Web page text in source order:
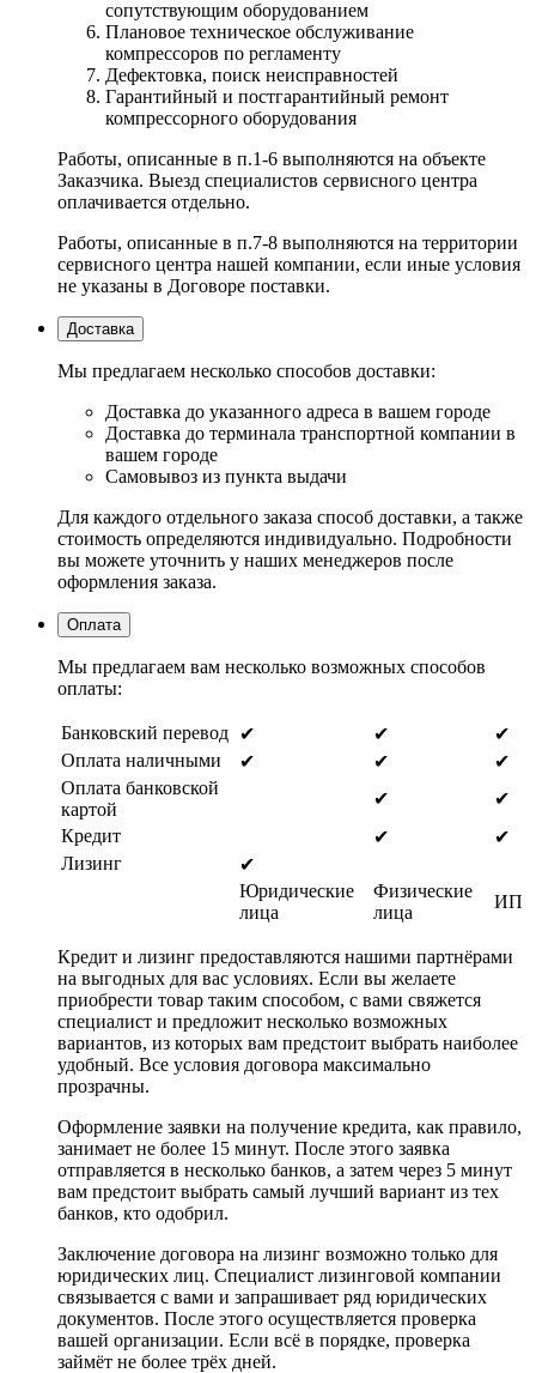
сопутствующим оборудованием
Плановое техническое обслуживание
компрессоров по регламенту
Дефектовка, поиск неисправностей
Гарантийный и постгарантийный ремонт
компрессорного оборудования
Работы, описанные в п.1-6 выполняются на объекте
Заказчика. Выезд специалистов сервисного центра
оплачивается отдельно.
Работы, описанные в п.7-8 выполняются на территории
сервисного центра нашей компании, если иные условия
не указаны в Договоре поставки.
Доставка
Мы предлагаем несколько способов доставки:
Доставка до указанного адреса в вашем городе
Доставка до терминала транспортной компании в
вашем городе
Самовывоз из пункта выдачи
Для каждого отдельного заказа способ доставки, а также
стоимость определяются индивидуально. Подробности
вы можете уточнить у наших менеджеров после
оформления заказа.
Оплата
Мы предлагаем вам несколько возможных способов
оплаты:
Банковский перевод ✔ ✔
✔
Оплата наличными
✔ ✔
✔
Оплата банковской
картой
✔
✔
Кредит
✔
✔
Лизинг
✔
Юридические
лица
Физические
лица
ИП
Кредит и лизинг предоставляются нашими партнёрами
на выгодных для вас условиях. Если вы желаете
приобрести товар таким способом, с вами свяжется
специалист и предложит несколько возможных
вариантов, из которых вам предстоит выбрать наиболее
удобный. Все условия договора максимально
прозрачны.
Оформление заявки на получение кредита, как правило,
занимает не более 15 минут. После этого заявка
отправляется в несколько банков, а затем через 5 минут
вам предстоит выбрать самый лучший вариант из тех
банков, кто одобрил.
Заключение договора на лизинг возможно только для
юридических лиц. Специалист лизинговой компании
связывается с вами и запрашивает ряд юридических
документов. После этого осуществляется проверка
вашей организации. Если всё в порядке, проверка
займёт не более трёх дней.